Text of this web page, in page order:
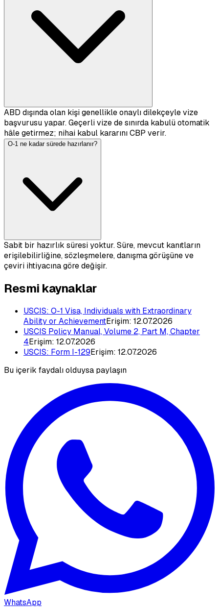
ABD dışında olan kişi genellikle onaylı dilekçeyle vize
başvurusu yapar. Geçerli vize de sınırda kabulü otomatik
hâle getirmez; nihai kabul kararını CBP verir.
O-1 ne kadar sürede hazırlanır?
Sabit bir hazırlık süresi yoktur. Süre, mevcut kanıtların
erişilebilirliğine, sözleşmelere, danışma görüşüne ve
çeviri ihtiyacına göre değişir.
Resmi kaynaklar
USCIS: O-1 Visa, Individuals with Extraordinary
Ability or AchievementErişim: 12.07.2026
USCIS Policy Manual, Volume 2, Part M, Chapter
4Erişim: 12.07.2026
USCIS: Form I-129Erişim: 12.07.2026
Bu içerik faydalı olduysa paylaşın
WhatsApp